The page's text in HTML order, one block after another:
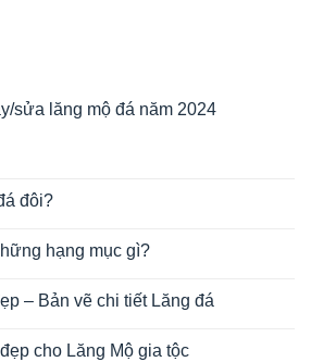
sửa lăng mộ đá năm 2024
đôi?
hạng mục gì?
– Bản vẽ chi tiết Lăng đá
cho Lăng Mộ gia tộc